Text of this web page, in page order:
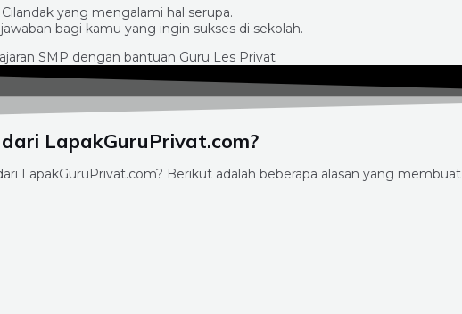
yang mengalami hal serupa.
bagi kamu yang ingin sukses di sekolah.
LapakGuruPrivat.com?
LapakGuruPrivat.com? Berikut adalah beberapa alasan yang